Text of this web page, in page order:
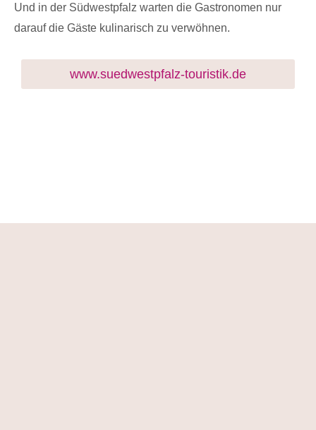
Und in der Südwestpfalz warten die Gastronomen nur
darauf die Gäste kulinarisch zu verwöhnen.
www.suedwestpfalz-touristik.de